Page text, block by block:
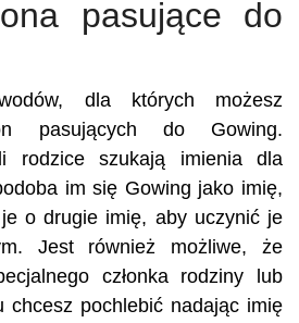
pasujące do
dla których możesz
pasujących do Gowing.
rodzice szukają imienia dla
im się Gowing jako imię,
o drugie imię, aby uczynić je
Jest również możliwe, że
członka rodziny lub
chcesz pochlebić nadając imię